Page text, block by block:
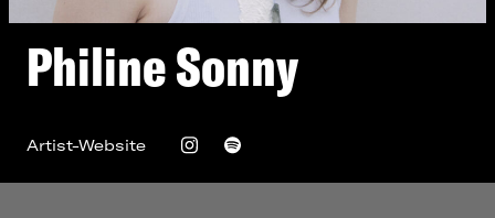
Philine Sonny
Artist-Website